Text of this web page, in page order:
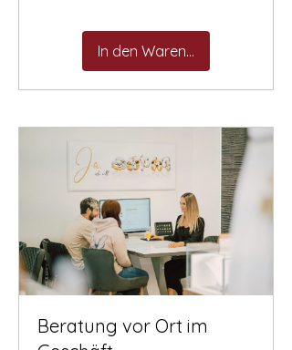
In den Warenkorb
Beratung vor Ort im